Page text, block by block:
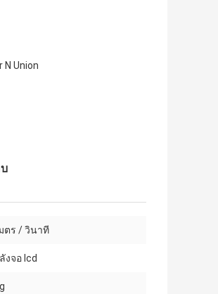
N Union
ตร / วินาที
งจอ lcd